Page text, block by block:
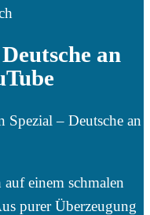
an
– Deutsche an
einem schmalen
purer Überzeugung